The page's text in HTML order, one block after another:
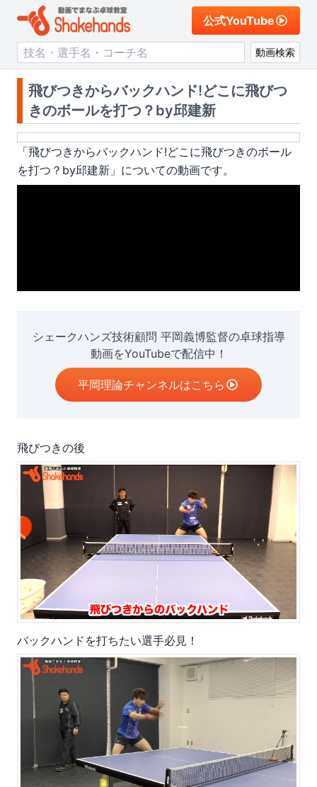
公式YouTube
動画検索
飛びつきからバックハンド!どこに飛びつ
きのボールを打つ？by邱建新
「飛びつきからバックハンド!どこに飛びつきのボール
を打つ？by邱建新 」についての動画です。
シェークハンズ技術顧問 平岡義博監督の卓球指導
動画をYouTubeで配信中！
平岡理論チャンネルはこちら
飛びつきの後
バックハンドを打ちたい選手必見！